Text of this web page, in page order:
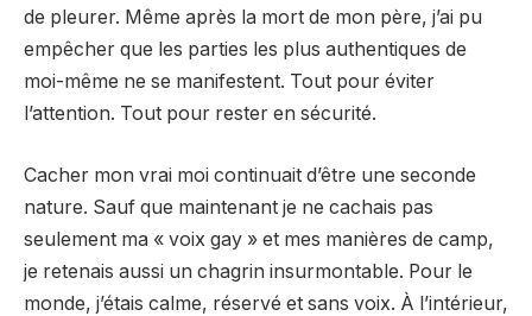
de pleurer. Même après la mort de mon père, j’ai pu
empêcher que les parties les plus authentiques de
moi-même ne se manifestent. Tout pour éviter
l’attention. Tout pour rester en sécurité.
Cacher mon vrai moi continuait d’être une seconde
nature. Sauf que maintenant je ne cachais pas
seulement ma « voix gay » et mes manières de camp,
je retenais aussi un chagrin insurmontable. Pour le
monde, j’étais calme, réservé et sans voix. À l’intérieur,